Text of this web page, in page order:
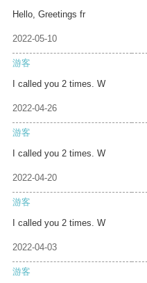
Hello, Greetings fr
2022-05-10
游客
I called you 2 times. W
2022-04-26
游客
I called you 2 times. W
2022-04-20
游客
I called you 2 times. W
2022-04-03
游客